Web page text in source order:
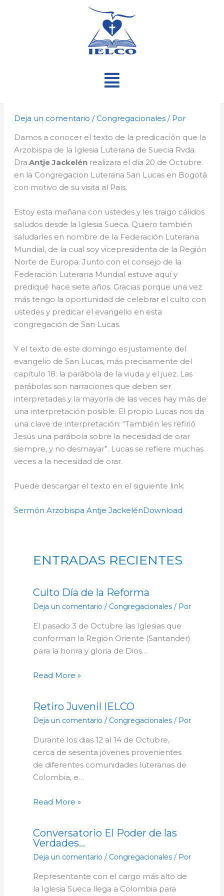
Menú
Deja un comentario / Congregacionales / Por
Damos a conocer el texto de la predicación que la
Arzobispa de la Iglesia Luterana de Suecia Rvda.
Dra.Antje Jackelén realizara el día 20 de Octubre
en la Congregacion Luterana San Lucas en Bogotá
con motivo de su visita al País.
Estoy esta mañana con ustedes y les traigo cálidos
saludos desde la Iglesia Sueca. Quiero también
saludarles en nombre de la Federación Luterana
Mundial, de la cual soy vicepresidenta de la Región
Norte de Europa. Junto con el consejo de la
Federación Luterana Mundial estuve aquí y
prediqué hace siete años. Gracias porque una vez
más tengo la oportunidad de celebrar el culto con
ustedes y predicar el evangelio en esta
congregación de San Lucas.
Y el texto de este domingo es justamente del
evangelio de San Lucas, más precisamente del
capítulo 18: la parábola de la viuda y el juez. Las
parábolas son narraciones que deben ser
interpretadas y la mayoría de las veces hay más de
una interpretación posible. El propio Lucas nos da
una clave de interpretación: “También les refirió
Jesús una parábola sobre la necesidad de orar
siempre, y no desmayar”. Lucas se refiere muchas
veces a la necesidad de orar.
Puede descargar el texto en el siguiente link:
Sermón Arzobispa Antje JackelénDownload
ENTRADAS RECIENTES
Culto Día de la Reforma
Deja un comentario / Congregacionales/ Por
El pasado 3 de Octubre las Iglesias que
conforman la Región Oriente (Santander)
para la honra y gloria de Dios…
Read More »
Retiro Juvenil IELCO
Deja un comentario / Congregacionales/ Por
Durante los dias 12 al 14 de Octubre,
cerca de sesenta jóvenes provenientes
de diferentes comunidades luteranas de
Colombia, e…
Read More »
Conversatorio El Poder de las
Verdades…
Deja un comentario / Congregacionales/ Por
Representante con el cargo más alto de
la Iglesia Sueca llega a Colombia para